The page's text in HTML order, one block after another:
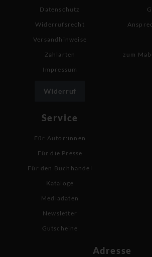
Datenschutz
Widerrufsrecht
Versandhinweise
Zahlarten
Impressum
Widerruf
zum
Service
Für Autor:innen
Für die Presse
Für den Buchhandel
Kataloge
Mediadaten
Newsletter
Gutscheine
Adresse